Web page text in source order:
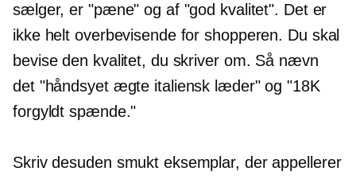
sælger, er "pæne" og af "god kvalitet". Det er
ikke helt overbevisende for shopperen. Du skal
bevise den kvalitet, du skriver om. Så nævn
det "håndsyetægte italiensk læder" og "18K
forgyldt spænde."
Skriv desuden smukt eksemplar, der appellerer